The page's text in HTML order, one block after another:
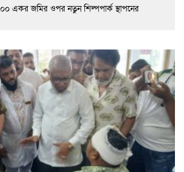
একর জমির ওপর নতুন শিল্পপার্ক স্থাপনের